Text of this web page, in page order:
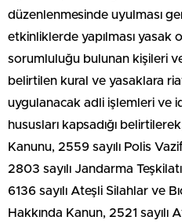
düzenlenmesinde uyulması
etkinliklerde yapılması yasak
sorumluluğu bulunan kişileri
belirtilen kural ve yasaklara
uygulanacak adli işlemleri ve
hususları kapsadığı
Kanunu, 2559 sayılı Polis
2803 sayılı Jandarma
6136 sayılı Ateşli Silahlar ve
Hakkında Kanun, 2521 sayılı